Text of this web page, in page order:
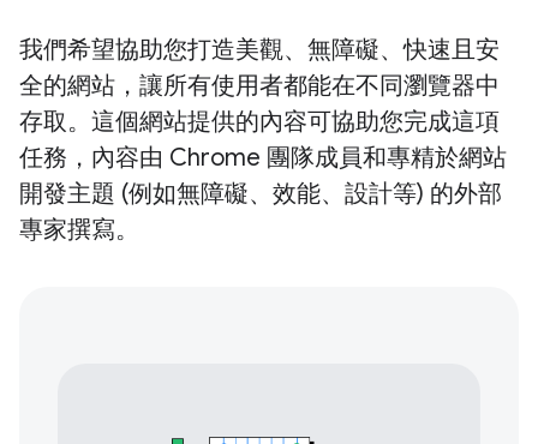
我們希望協助您打造美觀、無障礙、快速且安
全的網站，讓所有使用者都能在不同瀏覽器中
存取。這個網站提供的內容可協助您完成這項
任務，內容由 Chrome 團隊成員和專精於網站
開發主題 (例如無障礙、效能、設計等) 的外部
專家撰寫。